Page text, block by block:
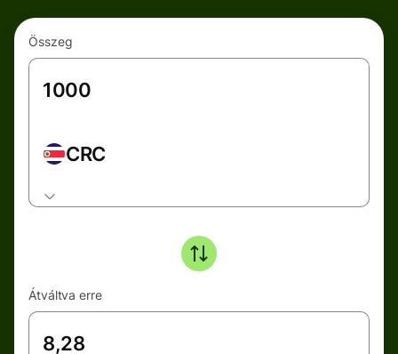
Összeg
CRC
Átváltva erre